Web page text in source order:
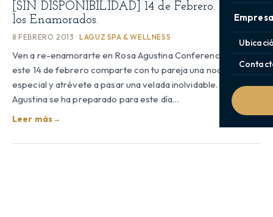
[SIN DISPONIBILIDAD] 14 de Febrero. Día de
los Enamorados.
8 FEBRERO 2013 ·LAGUZ SPA & WELLNESS
Ven a re-enamorarte en Rosa Agustina Conference. Para
este 14 de febrero comparte con tu pareja una noche
especial y atrévete a pasar una velada inolvidable. Rosa
Agustina se ha preparado para este día…
Leer más→